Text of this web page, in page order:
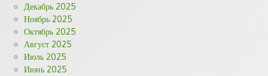
Декабрь 2025
Ноябрь 2025
Октябрь 2025
Август 2025
Июль 2025
Июнь 2025